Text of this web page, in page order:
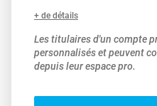
+ de détails
Les titulaires d'un compte
personnalisés et peuvent
depuis leur espace pro.